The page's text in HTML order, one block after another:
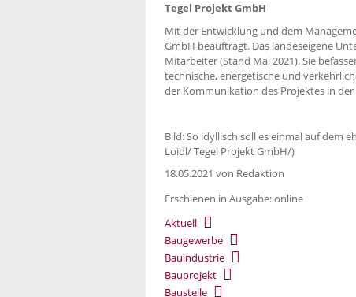
Tegel Projekt GmbH
Mit der Entwicklung und dem
GmbH beauftragt. Das landeseigene
Mitarbeiter (Stand Mai 2021). Sie
technische, energetische und
der Kommunikation des Projektes in
Bild: So idyllisch soll es einmal auf dem
Loidl/ Tegel Projekt GmbH/)
18.05.2021 von Redaktion
Erschienen in Ausgabe: online
Aktuell
Baugewerbe
Bauindustrie
Bauprojekt
Baustelle